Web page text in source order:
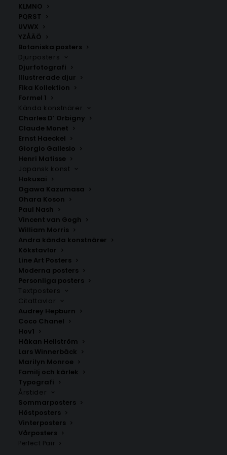
KLMNO
PQRST
UVWX
YZÅÄÖ
Botaniska posters
Djurposters
Djurfotografi
Illustrerade djur
Fika Kollektion
Formel 1
Kända konstnärer
Charles D’ Orbigny
Claude Monet
Ernst Haeckel
Giorgio Gallesio
Henri Matisse
Japansk konst
Hokusai
Ogawa Kazumasa
Ohara Koson
Paul Nash
Vincent van Gogh
William Morris
Andra kända konstnärer
Kökstavlor
Line Art Posters
Moderna posters
Personliga posters
Textposters
Citattavlor
Audrey Hepburn
Coco Chanel
Hov1
Håkan Hellström
Lars Winnerbäck
Marilyn Monroe
Familj och kärlek
Typografi
Årstider
Sommarposters
Höstposters
Vinterposters
Vårposters
Perfect Pair
Bokstavsposters
Poster med bokstaven C –
Mono stil
Fr.99.00kr
Poster med bokstaven R –
Mono stil
Fr.99.00